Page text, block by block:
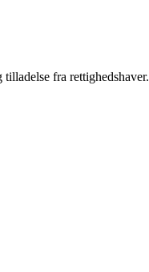
fra rettighedshaver.